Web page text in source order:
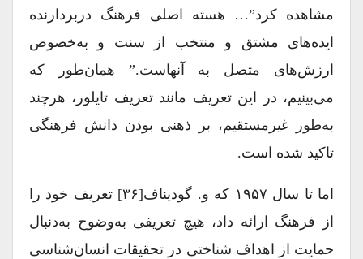
مشاهده کرد”… هسته اصلی فرهنگ دربردارنده
ایده‌های مشتق و منتخب از سنت و به‌خصوص
ارزش‌های متصل به آنهاست.” همان‌طور که
می‌بینیم، در این تعریف مانند تعریف تایلور، هرچند
به‌‌طور غیرمستقیم، بر ذهنی بودن دانش فرهنگی
تاکید شده است.
اما تا سال ۱۹۵۷ که و. گودیناف[۳۶] تعریف خود را
از فرهنگ ارائه داد، هیچ تعریفی به‌وضوح به‌دنبال
حمایت از اهداف شناختی در تحقیقات انسان‌شناسی